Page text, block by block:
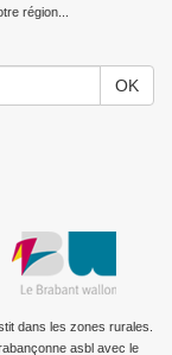
région...
dans les zones rurales.
asbl avec le